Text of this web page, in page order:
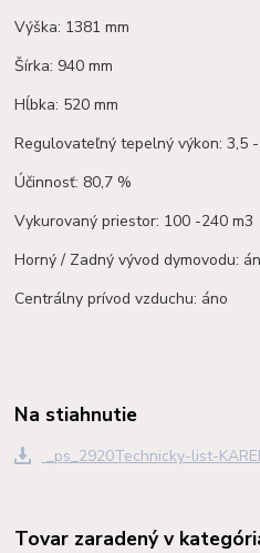
Výška: 1381 mm
Šírka: 940 mm
Hĺbka: 520 mm
Regulovateľný tepelný výkon: 3,5
Účinnosť: 80,7 %
Vykurovaný priestor: 100 -240 m3
Horný / Zadný vývod dymovodu:
Centrálny prívod vzduchu: áno
Na stiahnutie
_ps_2920Technicky-list-
Tovar zaradený v